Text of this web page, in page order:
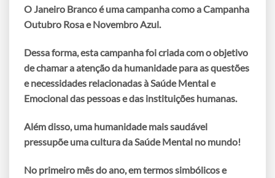
O Janeiro Branco é uma campanha como a Campanha
Outubro Rosa e Novembro Azul.
Dessa forma, esta campanha foi criada com o objetivo
de chamar a atenção da humanidade para as questões
e necessidades relacionadas à Saúde Mental e
Emocional das pessoas e das instituições humanas.
Além disso, uma humanidade mais saudável
pressupõe uma cultura da Saúde Mental no mundo!
No primeiro mês do ano, em termos simbólicos e